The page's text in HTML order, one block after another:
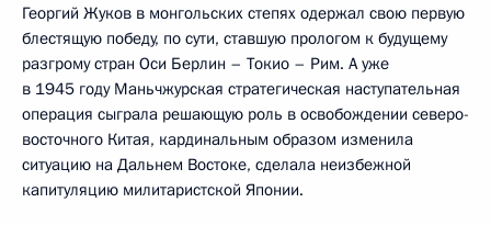
Георгий Жуков в монгольских степях одержал свою первую
блестящую победу, по сути, ставшую прологом к будущему
разгрому стран Оси Берлин – Токио – Рим. А уже
в 1945 году Маньчжурская стратегическая наступательная
операция сыграла решающую роль в освобождении северо-
восточного Китая, кардинальным образом изменила
ситуацию на Дальнем Востоке, сделала неизбежной
капитуляцию милитаристской Японии.